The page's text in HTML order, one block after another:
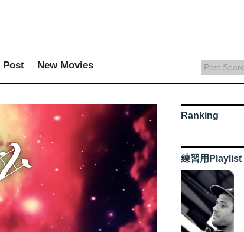
Post New Movies
Ranking
練習用Playlist